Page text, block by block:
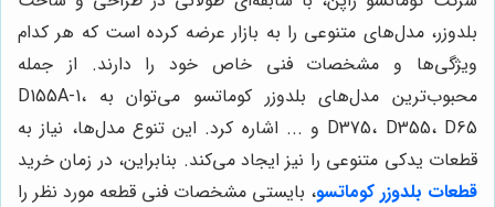
بلدوزر، مدل‌های متنوعی را به بازار عرضه کرده است که هر کدام
ویژگی‌ها و مشخصات فنی خاص خود را دارند. از جمله
محبوب‌ترین مدل‌های بلدوزر کوماتسو می‌توان به D155A-1،
D375، D355، D65 و ... اشاره کرد. این تنوع مدل‌ها، نیاز به
قطعات یدکی متنوعی را نیز ایجاد می‌کند. بنابراین، در زمان خرید
قطعات بلدوزر کوماتسو، بایستی مشخصات فنی قطعه مورد نظر را